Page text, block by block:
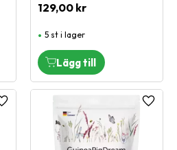
129,00 kr
5 st i lager
Lägg till i favoriter Lägg